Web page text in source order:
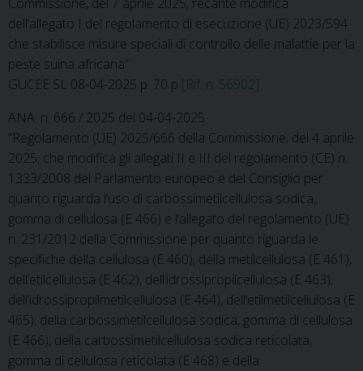
dell’allegato I del regolamento di esecuzione (UE) 2023/594
che stabilisce misure speciali di controllo delle malattie per la
peste suina africana”
GUCEE SL 08-04-2025 p. 70 p [Rif. n. 56902]
ANA. n. 666 / 2025 del 04-04-2025
“Regolamento (UE) 2025/666 della Commissione, del 4 aprile
2025, che modifica gli allegati II e III del regolamento (CE) n.
1333/2008 del Parlamento europeo e del Consiglio per
quanto riguarda l’uso di carbossimetilcellulosa sodica,
gomma di cellulosa (E 466) e l’allegato del regolamento (UE)
n. 231/2012 della Commissione per quanto riguarda le
specifiche della cellulosa (E 460), della metilcellulosa (E 461),
dell’etilcellulosa (E 462), dell’idrossipropilcellulosa (E 463),
dell’idrossipropilmetilcellulosa (E 464), dell’etilmetilcellulosa (E
465), della carbossimetilcellulosa sodica, gomma di cellulosa
(E 466), della carbossimetilcellulosa sodica reticolata,
gomma di cellulosa reticolata (E 468) e della